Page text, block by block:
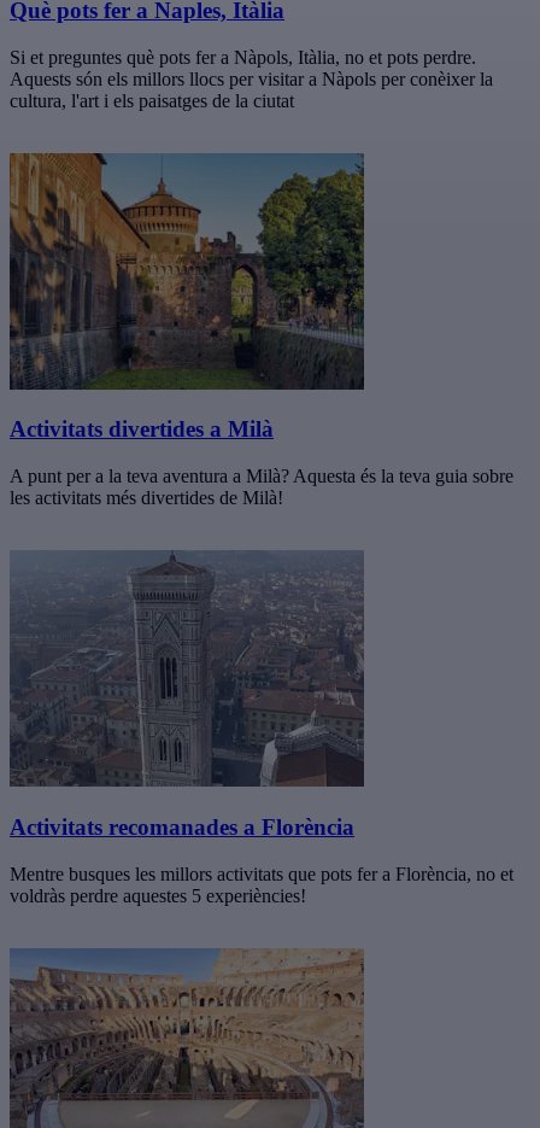
Què pots fer a Naples, Itàlia
Si et preguntes què pots fer a Nàpols, Itàlia, no et pots perdre.
Aquests són els millors llocs per visitar a Nàpols per conèixer la
cultura, l'art i els paisatges de la ciutat
Activitats divertides a Milà
A punt per a la teva aventura a Milà? Aquesta és la teva guia sobre
les activitats més divertides de Milà!
Activitats recomanades a Florència
Mentre busques les millors activitats que pots fer a Florència, no et
voldràs perdre aquestes 5 experiències!